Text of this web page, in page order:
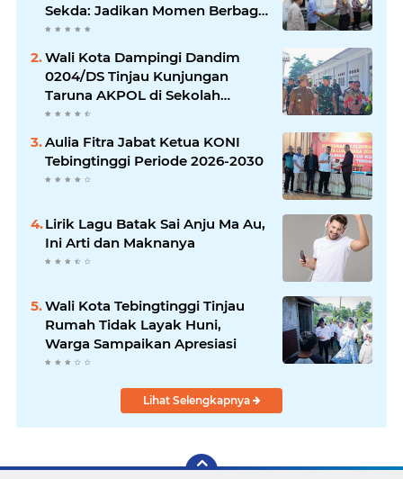
Sekda: Jadikan Momen Berbagi
Ilmu
Wali Kota Dampingi Dandim
0204/DS Tinjau Kunjungan
Taruna AKPOL di Sekolah
Rakyat Tebingtinggi
Aulia Fitra Jabat Ketua KONI
Tebingtinggi Periode 2026-2030
Lirik Lagu Batak Sai Anju Ma Au,
Ini Arti dan Maknanya
Wali Kota Tebingtinggi Tinjau
Rumah Tidak Layak Huni,
Warga Sampaikan Apresiasi
Lihat Selengkapnya